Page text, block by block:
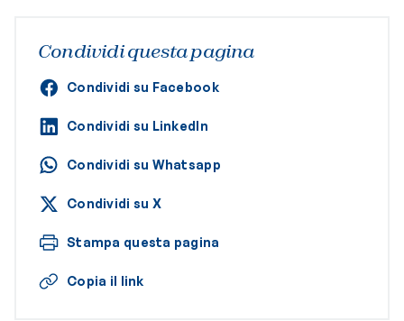
Condividi questa pagina
Condividi su Facebook
Condividi su LinkedIn
Condividi su Whatsapp
Condividi su X
Stampa questa pagina
Copia il link